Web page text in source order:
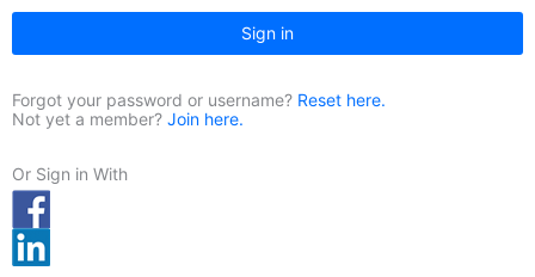
Sign in
Forgot your password or username? Reset here.
Not yet a member? Join here.
Or Sign in With